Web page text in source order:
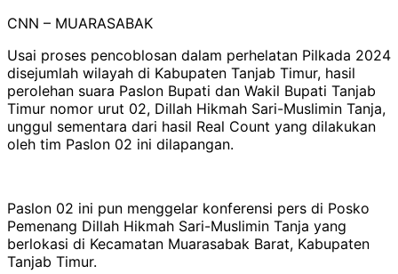
CNN – MUARASABAK
Usai proses pencoblosan dalam perhelatan Pilkada 2024
disejumlah wilayah di Kabupaten Tanjab Timur, hasil
perolehan suara Paslon Bupati dan Wakil Bupati Tanjab
Timur nomor urut 02, Dillah Hikmah Sari-Muslimin Tanja,
unggul sementara dari hasil Real Count yang dilakukan
oleh tim Paslon 02 ini dilapangan.
Paslon 02 ini pun menggelar konferensi pers di Posko
Pemenang Dillah Hikmah Sari-Muslimin Tanja yang
berlokasi di Kecamatan Muarasabak Barat, Kabupaten
Tanjab Timur.